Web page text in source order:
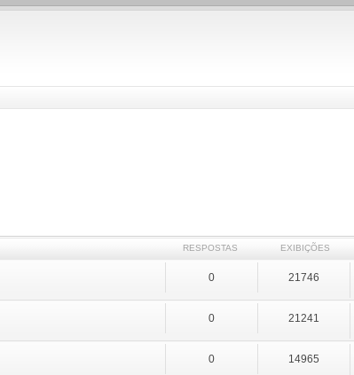
RESPOSTAS EXIBIÇÕES
0 21746
0 21241
0 14965